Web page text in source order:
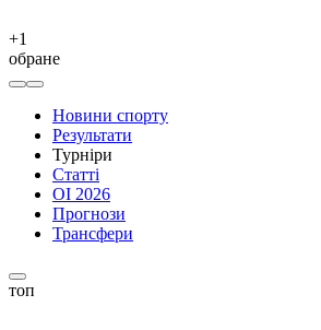
+1
обране
Новини спорту
Результати
Турніри
Статті
ОІ 2026
Прогнози
Трансфери
топ